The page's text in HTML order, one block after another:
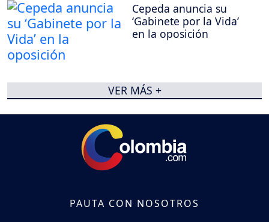
Cepeda anuncia su
‘Gabinete por la Vida’
en la oposición
VER MÁS +
PAUTA CON NOSOTROS